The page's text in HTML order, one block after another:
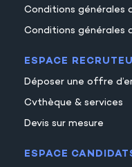
Conditions générales
Conditions générales
ESPACE
Déposer une offre
Cvthèque & services
Devis sur mesure
ESPACE